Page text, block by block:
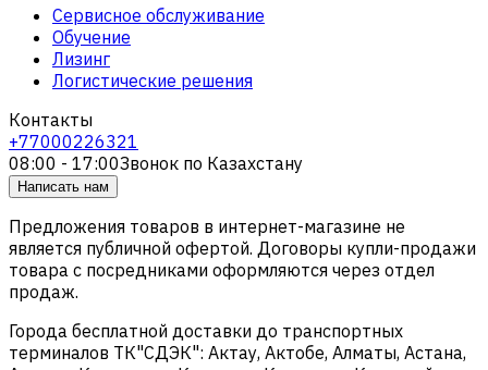
Сервисное обслуживание
Обучение
Лизинг
Логистические решения
Контакты
+77000226321
08:00 - 17:00Звонок по Казахстану
Написать нам
Предложения товаров в интернет-магазине не
является публичной офертой. Договоры купли-продажи
товара с посредниками оформляются через отдел
продаж.
Города бесплатной доставки до транспортных
терминалов ТК"СДЭК": Актау, Актобе, Алматы, Астана,